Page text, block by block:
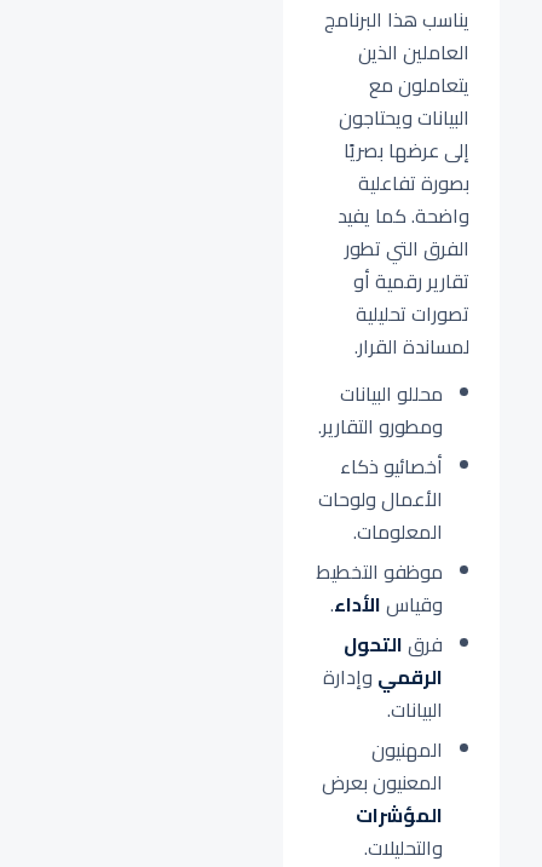
يناسب هذا البرنامج
العاملين الذين
يتعاملون مع
البيانات ويحتاجون
إلى عرضها بصريًا
بصورة تفاعلية
واضحة. كما يفيد
الفرق التي تطور
تقارير رقمية أو
تصورات تحليلية
لمساندة القرار.
محللو البيانات
ومطورو التقارير.
أخصائيو ذكاء
الأعمال ولوحات
المعلومات.
موظفو التخطيط
وقياسالأداء.
فرقالتحول
الرقمي وإدارة
البيانات.
المهنيون
المعنيون بعرض
المؤشرات
والتحليلات.